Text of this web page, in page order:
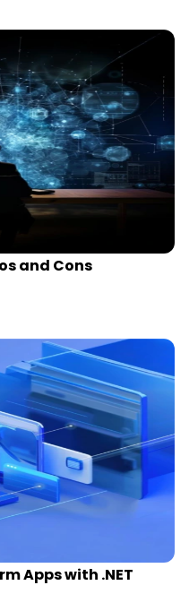
and Cons
Apps with .NET